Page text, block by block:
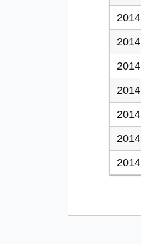
2014
2014
2014
2014
2014
2014
2014